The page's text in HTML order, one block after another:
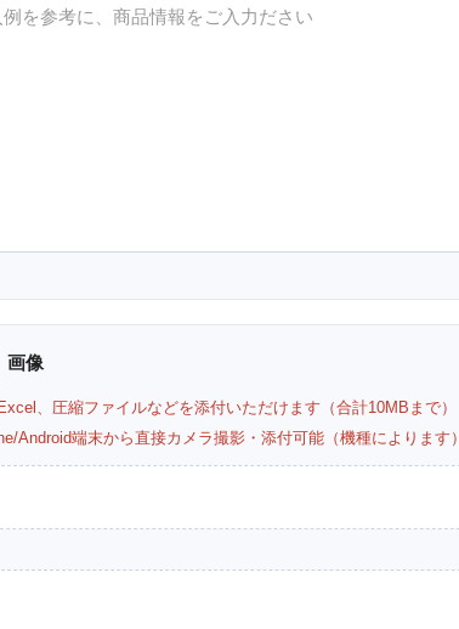
画像
、圧縮ファイルなどを添付いただけます（合計10MBまで）
Android端末から直接カメラ撮影・添付可能（機種によります）